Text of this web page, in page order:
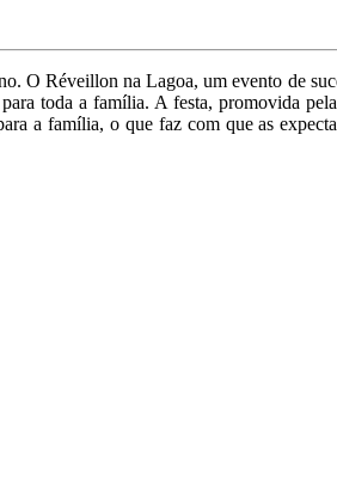
O Réveillon na Lagoa, um evento de
toda a família. A festa, promovida
a família, o que faz com que as